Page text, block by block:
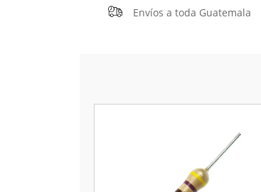
Envíos a toda Guatemala